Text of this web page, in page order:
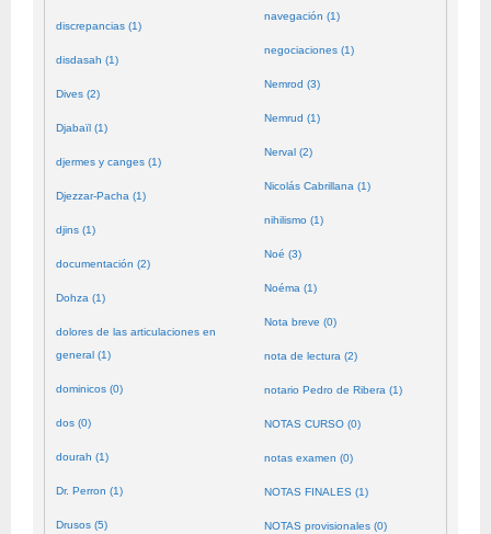
discrepancias (1)
disdasah (1)
Dives (2)
Djabaïl (1)
djermes y canges (1)
Djezzar-Pacha (1)
djins (1)
documentación (2)
Dohza (1)
dolores de las articulaciones en
general (1)
dominicos (0)
dos (0)
dourah (1)
Dr. Perron (1)
Drusos (5)
navegación (1)
negociaciones (1)
Nemrod (3)
Nemrud (1)
Nerval (2)
Nicolás Cabrillana (1)
nihilismo (1)
Noé (3)
Noéma (1)
Nota breve (0)
nota de lectura (2)
notario Pedro de Ribera (1)
NOTAS CURSO (0)
notas examen (0)
NOTAS FINALES (1)
NOTAS provisionales (0)